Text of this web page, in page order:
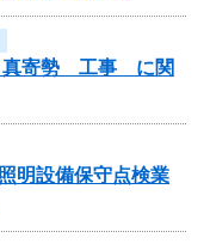
真寄勢 工事 に関
明設備保守点検業